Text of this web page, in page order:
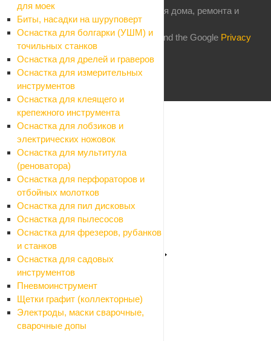
для моек
Биты, насадки на шуруповерт
Оснастка для болгарки (УШМ) и
точильных станков
Оснастка для дрелей и граверов
Оснастка для измерительных
инструментов
Оснастка для клеящего и
крепежного инструмента
Оснастка для лобзиков и
электрических ножовок
Оснастка для мультитула
(реноватора)
Оснастка для перфораторов и
отбойных молотков
Оснастка для пил дисковых
Оснастка для пылесосов
Оснастка для фрезеров, рубанков
и станков
Оснастка для садовых
инструментов
Пневмоинструмент
Щетки графит (коллекторные)
Электроды, маски сварочные,
сварочные допы
2026 © Комфорт: магазин товаров для дома, ремонта и
строительства
This site is protected by reCAPTCHA and the Google Privacy
PolicyandTerms of Service
Назад
Стройматериалы
Назад
Стройматериалы
Алюминиевые листы и профиля
Назад
Алюминиевые листы и профиля
Листы алюминиевые
Профили алюминиевые
Арматура, проволока, трубы стальные
Арматура, проволока, трубы стальные
Арматура
Заглушки
Полосы стальные
Проволока